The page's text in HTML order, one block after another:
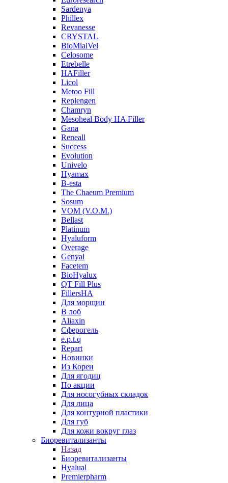
Sardenya
Phillex
Revanesse
CRYSTAL
BioMialVel
Celosome
Etrebelle
HAFiller
Licol
Metoo Fill
Replengen
Chamryn
Mesoheal Body HA Filler
Gana
Reneall
Success
Evolution
Univelo
Hyamax
B-esta
The Chaeum Premium
Sosum
VOM (V.O.M.)
Bellast
Platinum
Hyaluform
Overage
Genyal
Facetem
BioHyalux
QT Fill Plus
FillersHA
Для морщин
В лоб
Aliaxin
Сферогель
e.p.t.q
Repart
Новинки
Из Кореи
Для ягодиц
По акции
Для носогубных складок
Для лица
Для контурной пластики
Для губ
Для кожи вокруг глаз
Биоревитализанты
Назад
Биоревитализанты
Hyalual
Premierpharm